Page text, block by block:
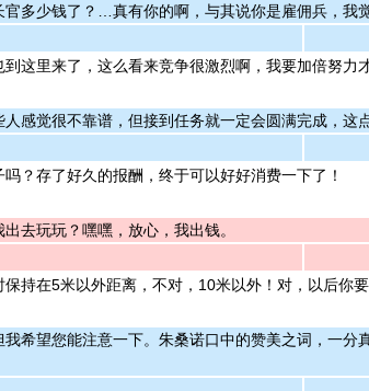
多少钱了？…真有你的啊，与其说你是雇佣兵，我
这里来了，这么看来竞争很激烈啊，我要加倍努力才
感觉很不靠谱，但接到任务就一定会圆满完成，这
？存了好久的报酬，终于可以好好消费一下了！
去玩玩？嘿嘿，放心，我出钱。
持在5米以外距离，不对，10米以外！对，以后你
希望您能注意一下。朱桑诺口中的赞美之词，一